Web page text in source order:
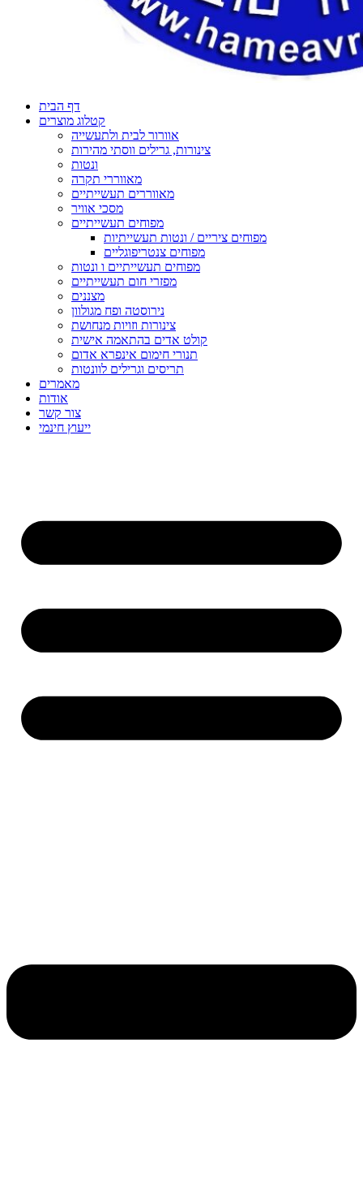
דף הבית
קטלוג מוצרים
אוורור לבית ולתעשייה
צינורות, גרילים ווסתי מהירות
ונטות
מאווררי תקרה
מאווררים תעשייתיים
מסכי אוויר
מפוחים תעשייתיים
מפוחים ציריים / ונטות תעשייתיות
מפוחים צנטריפוגליים
מפוחים תעשייתיים ו ונטות
מפזרי חום תעשייתיים
מצננים
נירוסטה ופח מגולוון
צינורות וזויות מנחושת
קולט אדים בהתאמה אישית
תנורי חימום אינפרא אדום
תריסים וגרילים לוונטות
מאמרים
אודות
צור קשר
ייעוץ חינמי